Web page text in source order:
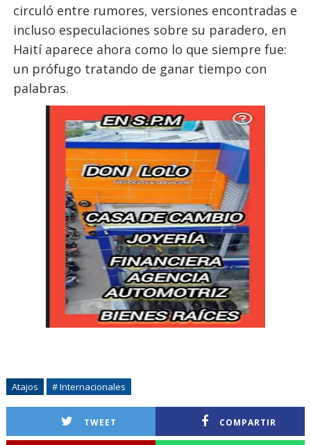
circuló entre rumores, versiones encontradas e
incluso especulaciones sobre su paradero, en
Haití aparece ahora como lo que siempre fue:
un prófugo tratando de ganar tiempo con
palabras.
Atajos # Internacionales
TWEET COMPARTIR